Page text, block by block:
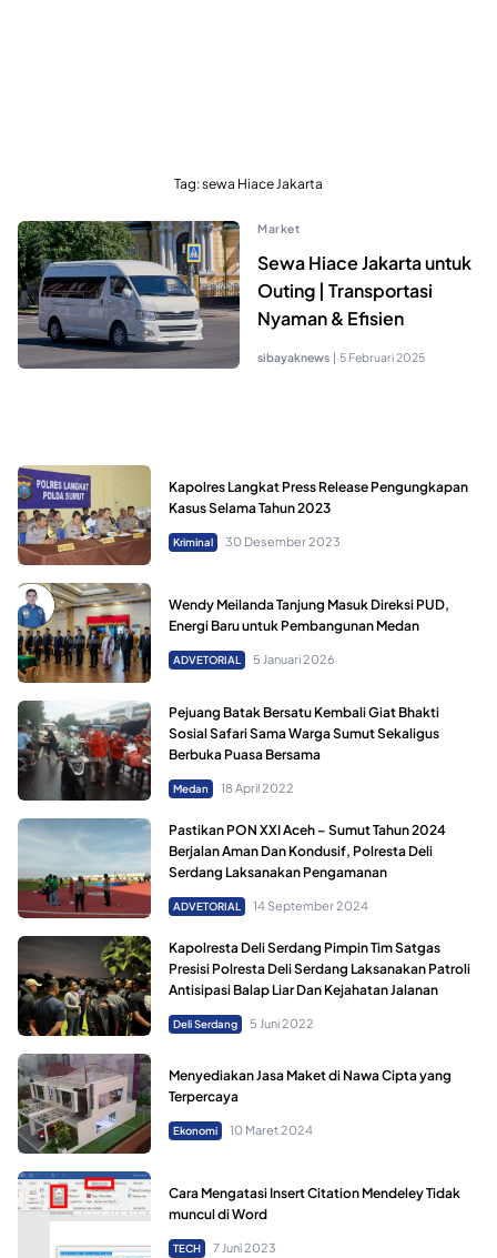
Tag:sewa Hiace Jakarta
Market
Sewa Hiace Jakarta untuk
Outing | Transportasi
Nyaman & Efisien
sibayaknews | 5 Februari 2025
Kapolres Langkat Press Release Pengungkapan
Kasus Selama Tahun 2023
Kriminal 30 Desember 2023
Wendy Meilanda Tanjung Masuk Direksi PUD,
Energi Baru untuk Pembangunan Medan
ADVETORIAL 5 Januari 2026
Pejuang Batak Bersatu Kembali Giat Bhakti
Sosial Safari Sama Warga Sumut Sekaligus
Berbuka Puasa Bersama
Medan 18 April 2022
Pastikan PON XXI Aceh – Sumut Tahun 2024
Berjalan Aman Dan Kondusif, Polresta Deli
Serdang Laksanakan Pengamanan
ADVETORIAL 14 September 2024
Kapolresta Deli Serdang Pimpin Tim Satgas
Presisi Polresta Deli Serdang Laksanakan Patroli
Antisipasi Balap Liar Dan Kejahatan Jalanan
Deli Serdang 5 Juni 2022
Menyediakan Jasa Maket di Nawa Cipta yang
Terpercaya
Ekonomi 10 Maret 2024
Cara Mengatasi Insert Citation Mendeley Tidak
muncul di Word
TECH 7 Juni 2023